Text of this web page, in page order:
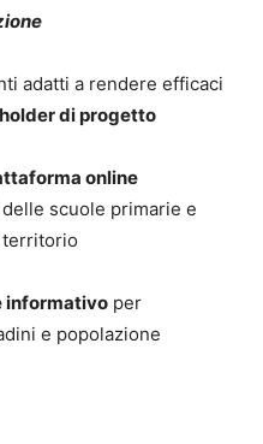
a rendere efficaci
di progetto
online
scuole primarie e
territorio
informativo per
e popolazione